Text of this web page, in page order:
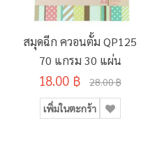
สมุดฉีก ควอนตั้ม QP125
70 แกรม 30 แผ่น
18.00 ฿ 28.00 ฿
เพิ่มในตะกร้า